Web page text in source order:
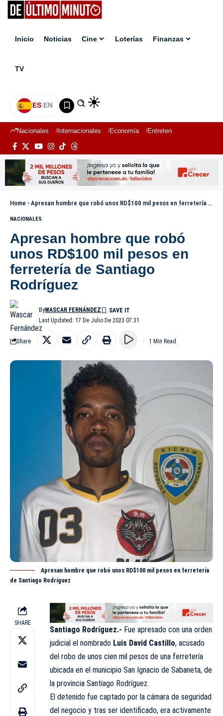
Inicio Noticias Cine Loterías Finanzas
TV
ES|EN
Nacionales Internacionales Economía Entretenimiento
Home - Apresan hombre que robó unos RD$100 mil pesos en ferretería de Santiago Rodríguez
NACIONALES
Apresan hombre que robó
unos RD$100 mil pesos en
ferretería de Santiago
Rodríguez
Last Updated: 17 De Julio De 2023 07:31
ByWASCAR FERNÁNDEZ
Share 1 Min Read
Apresan hombre que robó unos RD$100 mil pesos en ferretería
de Santiago Rodríguez
SHARE
Santiago Rodríguez.- Fue apresado con una orden
judicial el nombrado Luis David Castillo, acusado
del robo de unos cien mil pesos de una ferretería
ubicada en el municipio San Ignacio de Sabaneta, de
la provincia Santiago Rodríguez.
El detenido fue captado por la cámara de seguridad
del negocio y tras ser identificado, era activamente